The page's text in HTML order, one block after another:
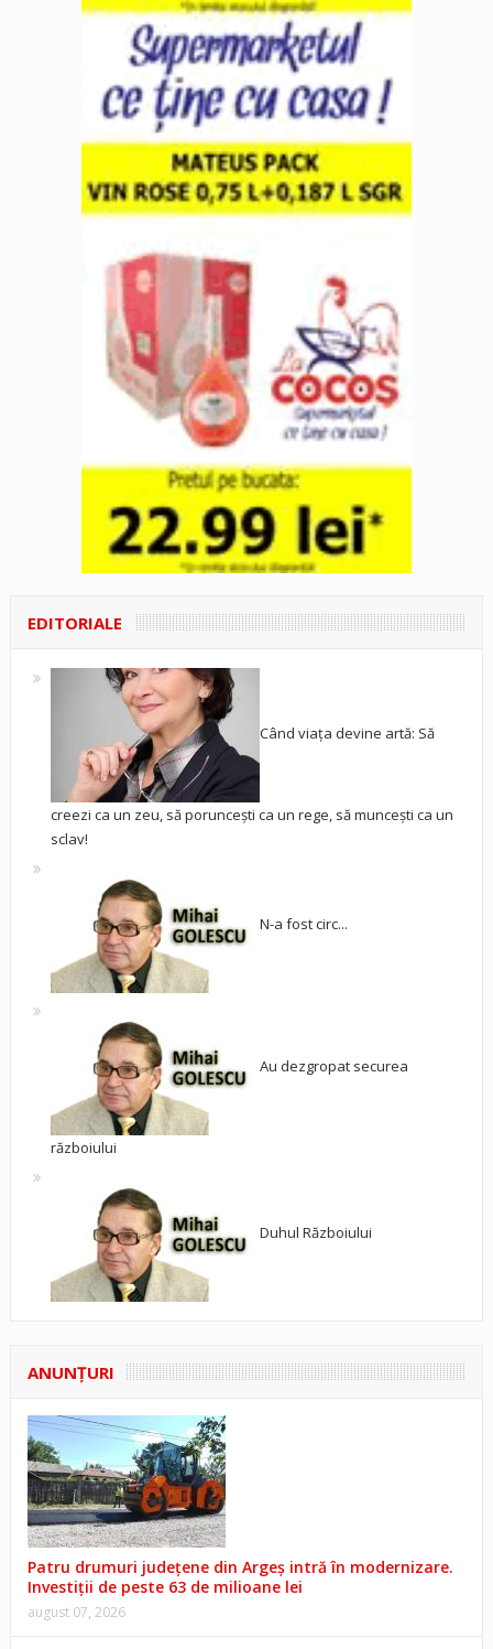
EDITORIALE
Când viața devine artă: Să
creezi ca un zeu, să poruncești ca un rege, să muncești ca un
sclav!
N-a fost circ...
Au dezgropat securea
războiului
Duhul Războiului
ANUNŢURI
Patru drumuri județene din Argeș intră în modernizare.
Investiții de peste 63 de milioane lei
august 07, 2026